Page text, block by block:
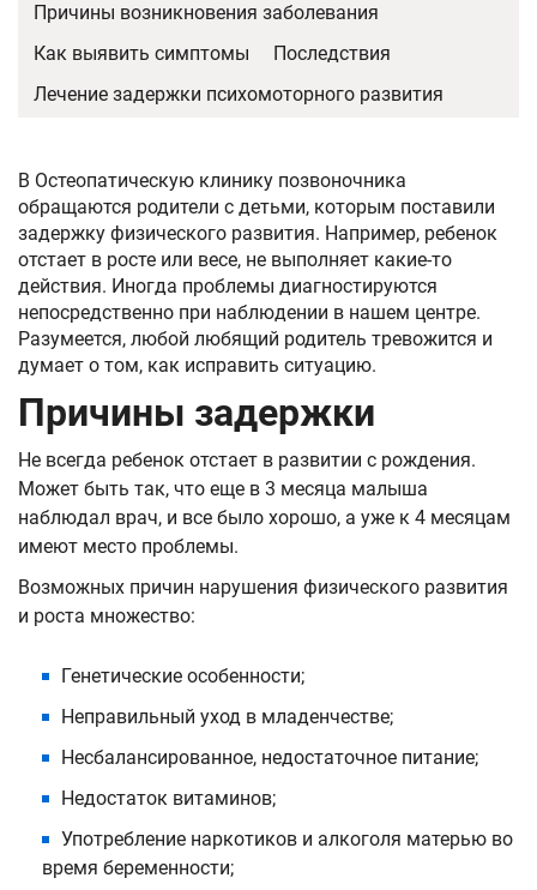
Причины возникновения заболевания
Как выявить симптомы
Последствия
Лечение задержки психомоторного развития
В Остеопатическую клинику позвоночника
обращаются родители с детьми, которым поставили
задержку физического развития. Например, ребенок
отстает в росте или весе, не выполняет какие-то
действия. Иногда проблемы диагностируются
непосредственно при наблюдении в нашем центре.
Разумеется, любой любящий родитель тревожится и
думает о том, как исправить ситуацию.
Причины задержки
Не всегда ребенок отстает в развитии с рождения.
Может быть так, что еще в 3 месяца малыша
наблюдал врач, и все было хорошо, а уже к 4 месяцам
имеют место проблемы.
Возможных причин нарушения физического развития
и роста множество:
Генетические особенности;
Неправильный уход в младенчестве;
Несбалансированное, недостаточное питание;
Недостаток витаминов;
Употребление наркотиков и алкоголя матерью во
время беременности;